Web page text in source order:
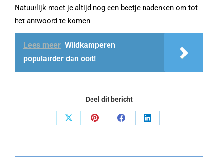
Natuurlijk moet je altijd nog een beetje nadenken om tot
het antwoord te komen.
Lees meer Wildkamperen
populairder dan ooit!
Deel dit bericht
Share
Share
Share
Share